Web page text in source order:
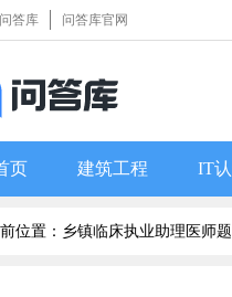
答库 问答库官网
页 建筑工程 IT
位置：乡镇临床执业助理医师